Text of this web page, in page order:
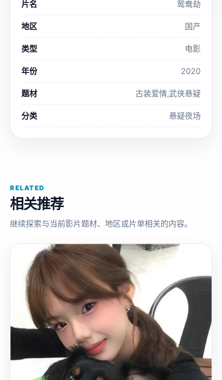
片名 鸳鸯劫
地区 国产
类型 电影
年份 2020
题材 古装爱情,武侠悬疑
分类 悬疑夜场
RELATED
相关推荐
继续探索与当前影片题材、地区或片单相关的内容。
2015
欧